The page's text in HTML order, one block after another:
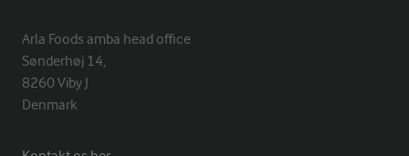
Arla Foods amba head office
Sønderhøj 14,
8260 Viby J
Denmark